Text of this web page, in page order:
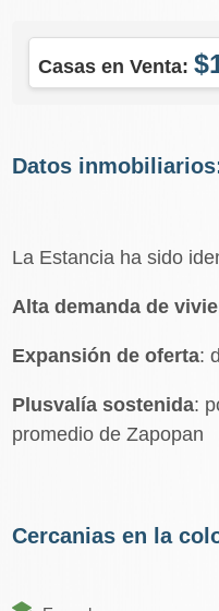
Casas en Venta:
Datos
La Estancia ha sido
Alta demanda de
Expansión de oferta:
Plusvalía sostenida:
promedio de Zapopan
Cercanias en la